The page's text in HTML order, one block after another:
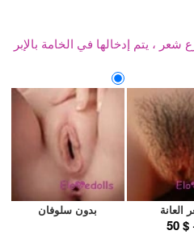
، يتم إدخالها في الخامة بالإبر
بدون سلوفان العانة
+ $